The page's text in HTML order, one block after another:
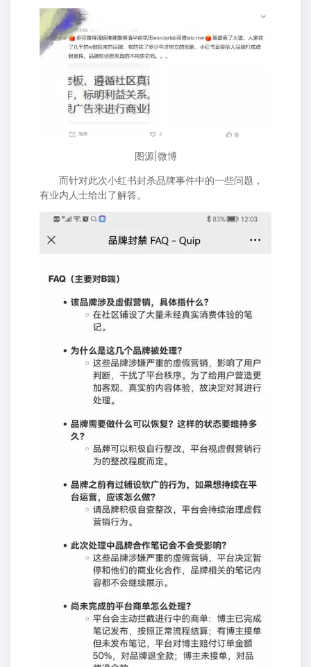
图源|微博
而针对此次小红书封杀品牌事件中的一些问题，
有业内人士给出了解答。